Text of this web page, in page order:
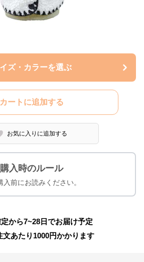
ズ・カラーを選ぶ
カートに追加する
お気に入りに追加する
購入時のルール
入前にお読みください。
から7~28日でお届け予定
文あたり 1000円かかります